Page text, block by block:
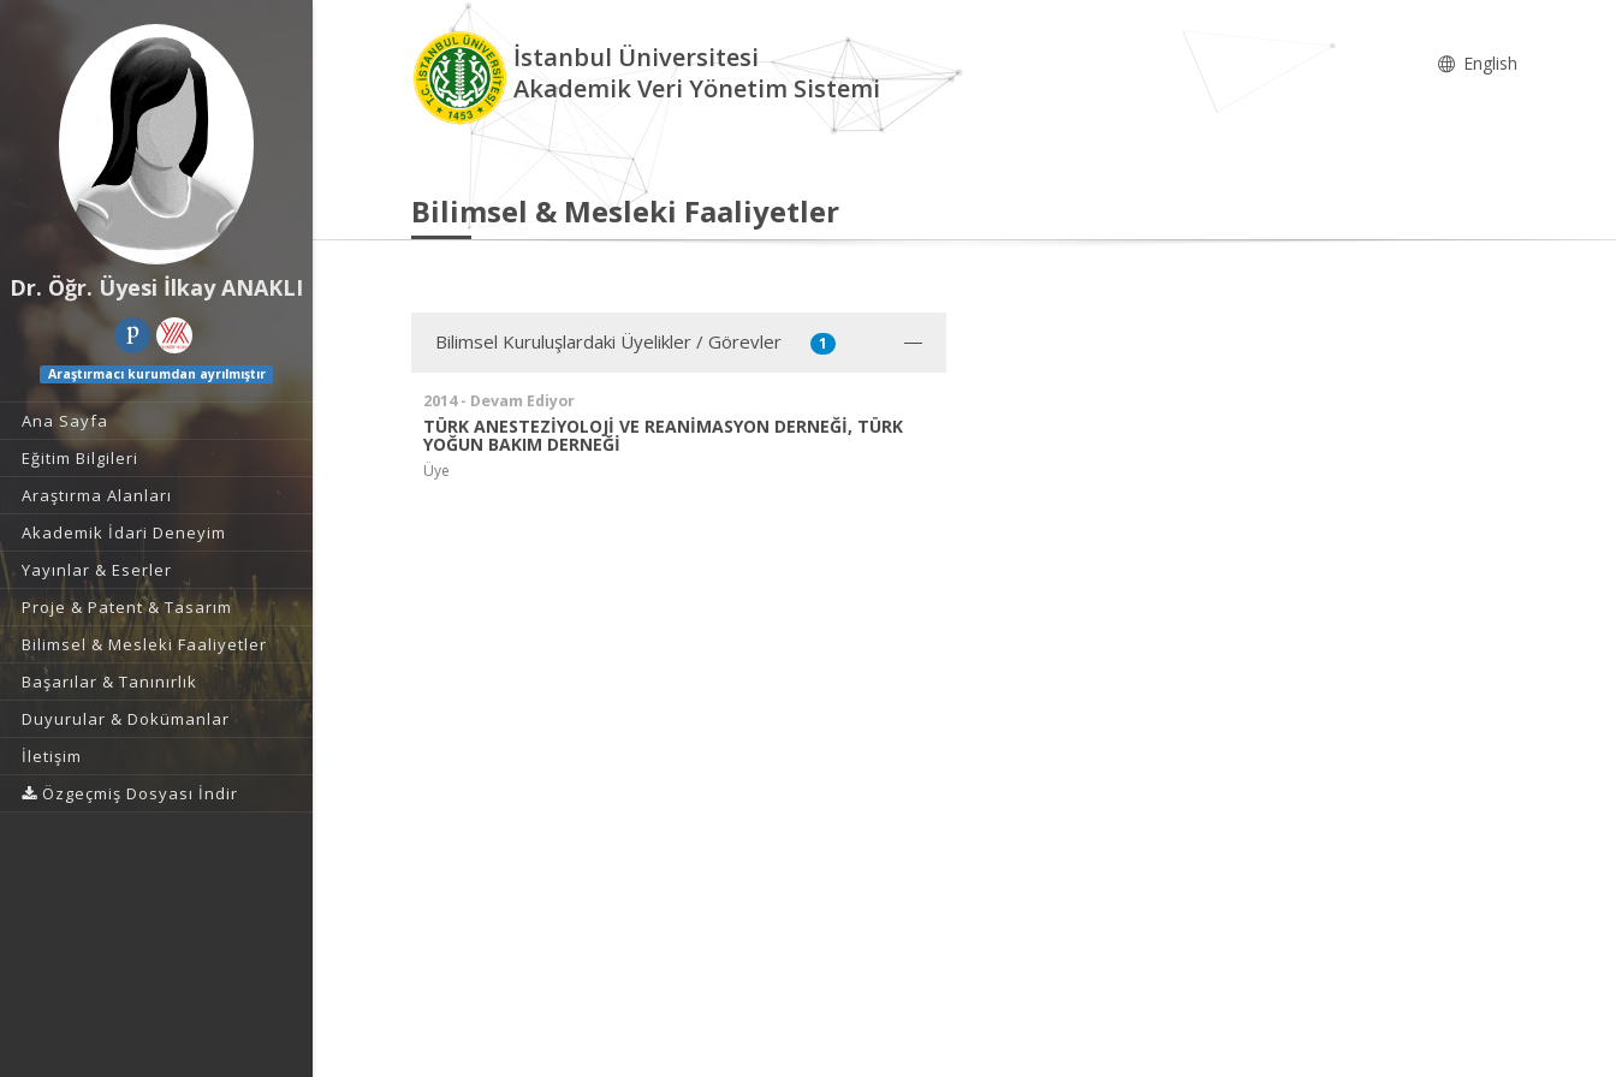
Dr. Öğr. Üyesi İlkay ANAKLI
Araştırmacı kurumdan ayrılmıştır
Ana Sayfa
Eğitim Bilgileri
Araştırma Alanları
Akademik İdari Deneyim
Yayınlar & Eserler
Proje & Patent & Tasarım
Bilimsel & Mesleki Faaliyetler
Başarılar & Tanınırlık
Duyurular & Dokümanlar
İletişim
Özgeçmiş Dosyası İndir
İstanbul Üniversitesi
Akademik Veri Yönetim Sistemi
English
Bilimsel & Mesleki Faaliyetler
Bilimsel Kuruluşlardaki Üyelikler / Görevler 1
2014 - Devam Ediyor
TÜRK ANESTEZİYOLOJİ VE REANİMASYON DERNEĞİ, TÜRK
YOĞUN BAKIM DERNEĞİ
Üye